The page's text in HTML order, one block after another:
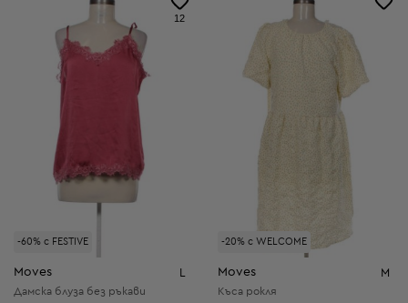
-60% с FESTIVE
12
Moves L
Дамска блуза без ръкави
-20% с WELCOME
Moves M
Къса рокля